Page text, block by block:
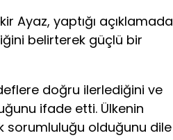
Ayaz, yaptığı açıklamada
belirterek güçlü bir
doğru ilerlediğini ve
ifade etti. Ülkenin
sorumluluğu olduğunu dile